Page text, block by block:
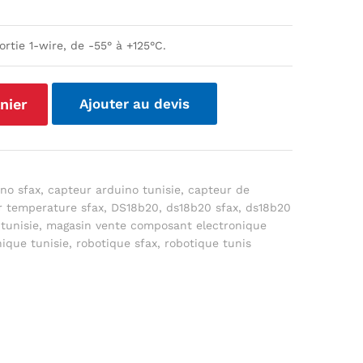
1-wire, de -55° à +125°C.
Ajouter au devis
sfax, capteur arduino tunisie, capteur de
temperature sfax, DS18b20, ds18b20 sfax, ds18b20
, magasin vente composant electronique
tunisie, robotique sfax, robotique tunis